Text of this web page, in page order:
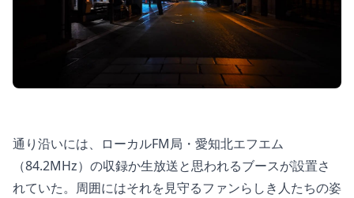
通り沿いには、ローカルFM局・愛知北エフエム
（84.2MHz）の収録か生放送と思われるブースが設置さ
れていた。周囲にはそれを見守るファンらしき人たちの姿